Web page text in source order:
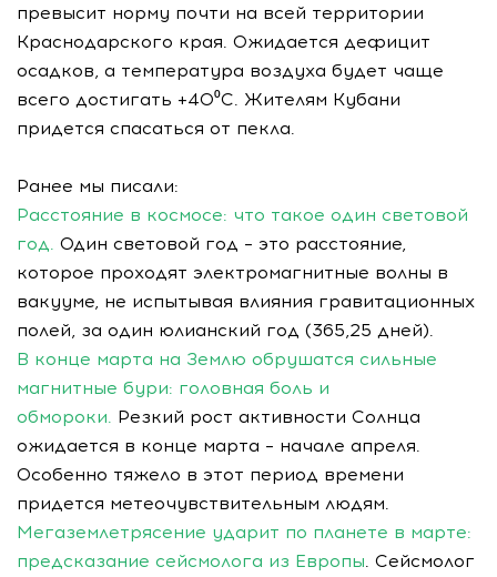
превысит норму почти на всей территории
Краснодарского края. Ожидается дефицит
осадков, а температура воздуха будет чаще
всего достигать +40⁰С. Жителям Кубани
придется спасаться от пекла.
Ранее мы писали:
Расстояние в космосе: что такое один световой
год. Один световой год – это расстояние,
которое проходят электромагнитные волны в
вакууме, не испытывая влияния гравитационных
полей, за один юлианский год (365,25 дней).
В конце марта на Землю обрушатся сильные
магнитные бури: головная боль и
обмороки. Резкий рост активности Солнца
ожидается в конце марта – начале апреля.
Особенно тяжело в этот период времени
придется метеочувствительным людям.
Мегаземлетрясение ударит по планете в марте:
предсказание сейсмолога из Европы. Сейсмолог